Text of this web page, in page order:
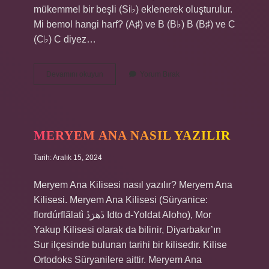
mükemmel bir beşli (Si♭) eklenerek oluşturulur.
Mi bemol hangi harf? (A♯) ve B (B♭) B (B♯) ve C
(C♭) C diyez…
Devamını okuyun
Notası
Yorum Bırak
MERYEM ANA NASIL YAZILIR
Tarih: Aralık 15, 2024
Meryem Ana Kilisesi nasıl yazılır? Meryem Ana
Kilisesi. Meryem Ana Kilisesi (Süryanice:
flordúrflãlatì ڐھڗڐ Idto d-Yoldat Aloho), Mor
Yakup Kilisesi olarak da bilinir, Diyarbakır’ın
Sur ilçesinde bulunan tarihi bir kilisedir. Kilise
Ortodoks Süryanilere aittir. Meryem Ana